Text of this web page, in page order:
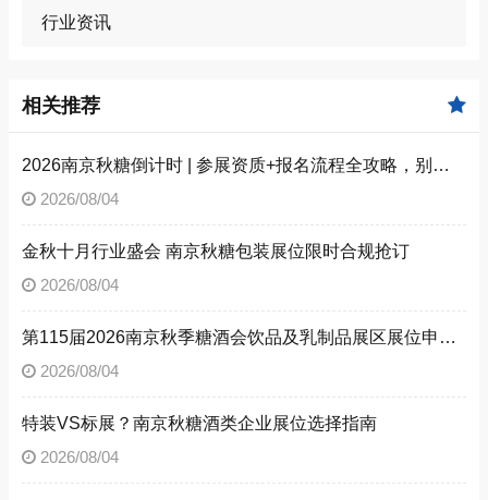
行业资讯
相关推荐
2026南京秋糖倒计时 | 参展资质+报名流程全攻略，别因手续不全错失良机（附材料清单）
2026/08/04
金秋十月行业盛会 南京秋糖包装展位限时合规抢订
2026/08/04
第115届2026南京秋季糖酒会饮品及乳制品展区展位申请技巧
2026/08/04
特装VS标展？南京秋糖酒类企业展位选择指南
2026/08/04